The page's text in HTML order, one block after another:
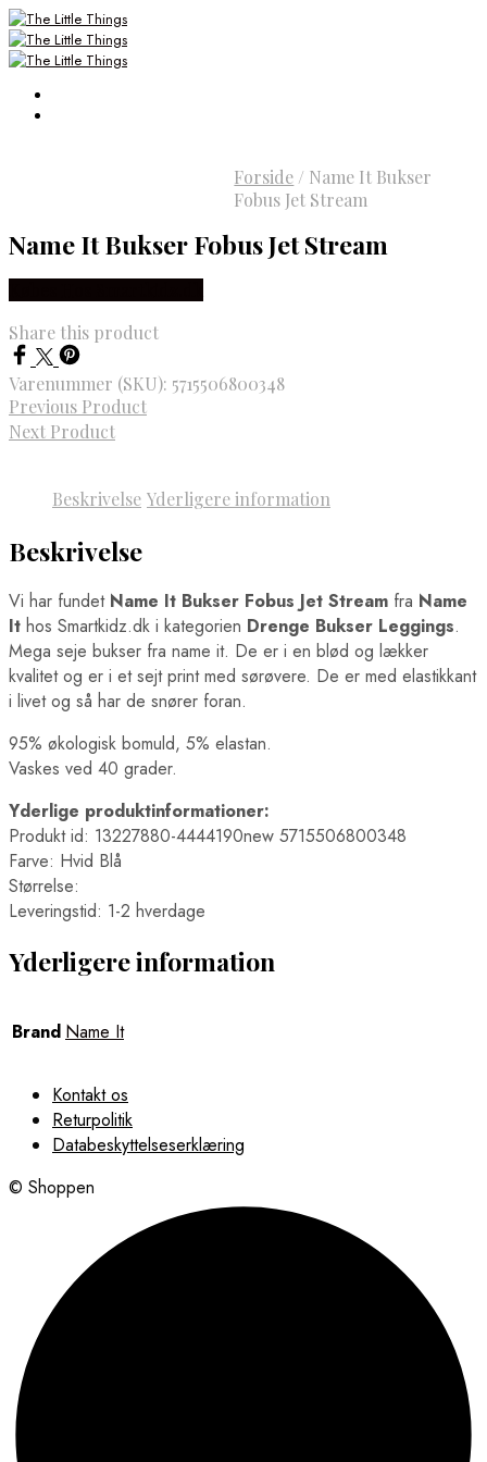
Forside / Name It Bukser
Fobus Jet Stream
Name It Bukser Fobus Jet Stream
Share this product
Varenummer (SKU): 5715506800348
Previous Product
Next Product
Beskrivelse Yderligere information
Beskrivelse
Vi har fundet Name It Bukser Fobus Jet Stream fra Name
It hos Smartkidz.dk i kategorien Drenge Bukser Leggings.
Mega seje bukser fra name it. De er i en blød og lækker
kvalitet og er i et sejt print med sørøvere. De er med elastikkant
i livet og så har de snører foran.
95% økologisk bomuld, 5% elastan.
Vaskes ved 40 grader.
Yderlige produktinformationer:
Produkt id: 13227880-4444190new 5715506800348
Farve: Hvid Blå
Størrelse:
Leveringstid: 1-2 hverdage
Yderligere information
Brand Name It
Kontakt os
Returpolitik
Databeskyttelseserklæring
© Shoppen